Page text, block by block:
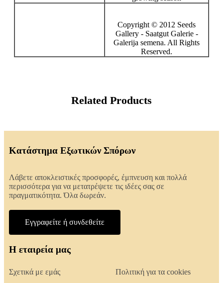
Copyright © 2012 Seeds
Gallery - Saatgut Galerie -
Galerija semena. All Rights
Reserved.
Related Products
Κατάστημα Εξωτικών Σπόρων
Λάβετε αποκλειστικές προσφορές, έμπνευση και πολλά
περισσότερα για να μετατρέψετε τις ιδέες σας σε
πραγματικότητα. Όλα δωρεάν.
Εγγραφείτε ή συνδεθείτε
Η εταιρεία μας
Σχετικά με εμάς
Πολιτική για τα cookies